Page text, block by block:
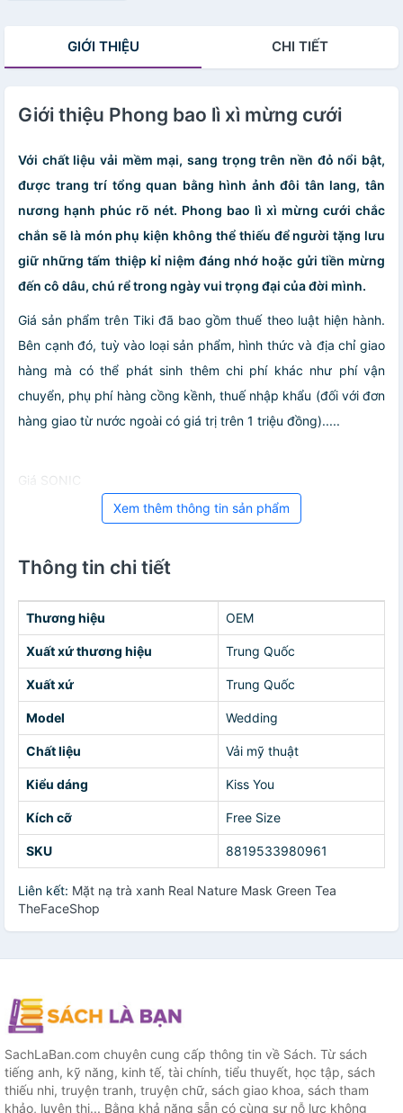
GIỚI THIỆU CHI TIẾT
Giới thiệu Phong bao lì xì mừng cưới
Với chất liệu vải mềm mại, sang trọng trên nền đỏ nổi bật,
được trang trí tổng quan bằng hình ảnh đôi tân lang, tân
nương hạnh phúc rõ nét. Phong bao lì xì mừng cưới chắc
chắn sẽ là món phụ kiện không thể thiếu để người tặng lưu
giữ những tấm thiệp kỉ niệm đáng nhớ hoặc gửi tiền mừng
đến cô dâu, chú rể trong ngày vui trọng đại của đời mình.
Giá sản phẩm trên Tiki đã bao gồm thuế theo luật hiện hành.
Bên cạnh đó, tuỳ vào loại sản phẩm, hình thức và địa chỉ giao
hàng mà có thể phát sinh thêm chi phí khác như phí vận
chuyển, phụ phí hàng cồng kềnh, thuế nhập khẩu (đối với đơn
hàng giao từ nước ngoài có giá trị trên 1 triệu đồng).....
Giá SONIC
Xem thêm thông tin sản phẩm
Thông tin chi tiết
Thương hiệu OEM
Xuất xứ thương hiệu Trung Quốc
Xuất xứ Trung Quốc
Model Wedding
Chất liệu Vải mỹ thuật
Kiểu dáng Kiss You
Kích cỡ Free Size
SKU 8819533980961
Liên kết: Mặt nạ trà xanh Real Nature Mask Green Tea
TheFaceShop
SachLaBan.com chuyên cung cấp thông tin về Sách. Từ sách
tiếng anh, kỹ năng, kinh tế, tài chính, tiểu thuyết, học tập, sách
thiếu nhi, truyện tranh, truyện chữ, sách giao khoa, sách tham
khảo, luyện thi... Bằng khả năng sẵn có cùng sự nỗ lực không